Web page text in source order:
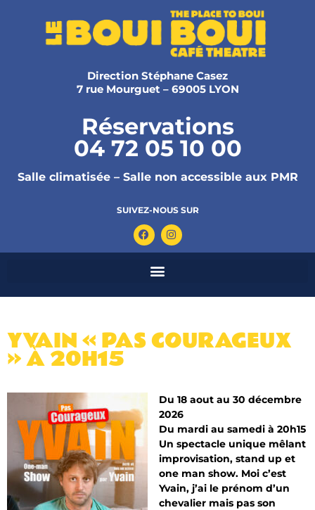
Direction Stéphane Casez
7 rue Mourguet – 69005 LYON
Réservations
04 72 05 10 00
Salle climatisée – Salle non accessible aux PMR
SUIVEZ-NOUS SUR
YVAIN « PAS COURAGEUX
» À 20H15
Du 18 aout au 30 décembre
2026
Du mardi au samedi à 20h15
Un spectacle unique mêlant
improvisation, stand up et
one man show. Moi c’est
Yvain, j’ai le prénom d’un
chevalier mais pas son